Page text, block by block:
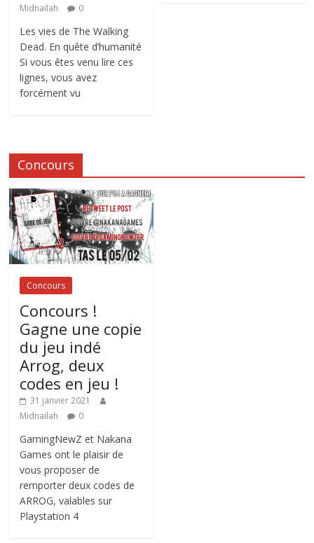
Midnailah
0
Les vies de The Walking
Dead. En quête d’humanité
Si vous êtes venu lire ces
lignes, vous avez
forcément vu
Concours
Concours
Concours !
Gagne une copie
du jeu indé
Arrog, deux
codes en jeu !
31 janvier 2021
Midnailah
0
GamingNewZ et Nakana
Games ont le plaisir de
vous proposer de
remporter deux codes de
ARROG, valables sur
Playstation 4